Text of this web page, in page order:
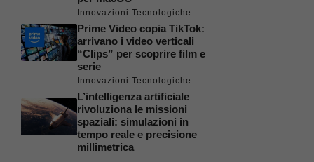
Innovazioni Tecnologiche
Prime Video copia TikTok:
arrivano i video verticali
“Clips” per scoprire film e
serie
Innovazioni Tecnologiche
L’intelligenza artificiale
rivoluziona le missioni
spaziali: simulazioni in
tempo reale e precisione
millimetrica